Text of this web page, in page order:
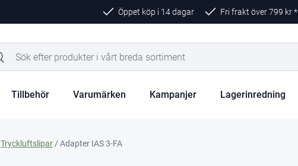
Öppet köp i 14 dagar Fri frakt över799 kr *
Tillbehör Varumärken Kampanjer Lagerinredning
Tryckluftslipar / Adapter IAS 3-FA